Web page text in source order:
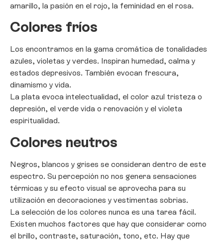
amarillo, la pasión en el rojo, la feminidad en el rosa.
Colores fríos
Los encontramos en la gama cromática de tonalidades
azules, violetas y verdes. Inspiran humedad, calma y
estados depresivos. También evocan frescura,
dinamismo y vida.
La plata evoca intelectualidad, el color azul tristeza o
depresión, el verde vida o renovación y el violeta
espiritualidad.
Colores neutros
Negros, blancos y grises se consideran dentro de este
espectro. Su percepción no nos genera sensaciones
térmicas y su efecto visual se aprovecha para su
utilización en decoraciones y vestimentas sobrias.
La selección de los colores nunca es una tarea fácil.
Existen muchos factores que hay que considerar como
el brillo, contraste, saturación, tono, etc. Hay que